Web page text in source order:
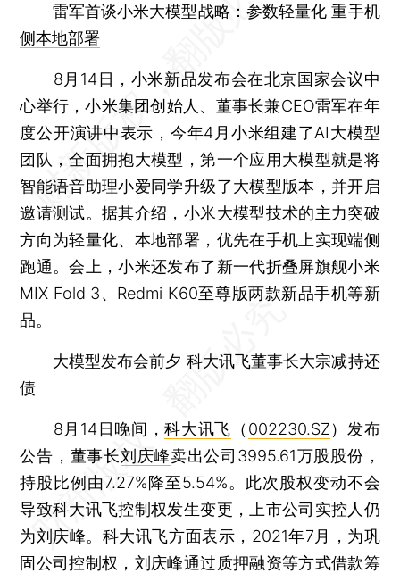
雷军首谈小米大模型战略：参数轻量化 重手机
侧本地部署
8月14日，小米新品发布会在北京国家会议中
心举行，小米集团创始人、董事长兼CEO雷军在年
度公开演讲中表示，今年4月小米组建了AI大模型
团队，全面拥抱大模型，第一个应用大模型就是将
智能语音助理小爱同学升级了大模型版本，并开启
邀请测试。据其介绍，小米大模型技术的主力突破
方向为轻量化、本地部署，优先在手机上实现端侧
跑通。会上，小米还发布了新一代折叠屏旗舰小米
MIX Fold 3、Redmi K60至尊版两款新品手机等新
品。
大模型发布会前夕 科大讯飞董事长大宗减持还
债
8月14日晚间，科大讯飞 （ 002230.SZ）发布
公告，董事长刘庆峰卖出公司3995.61万股股份，
持股比例由7.27%降至5.54%。此次股权变动不会
导致科大讯飞控制权发生变更，上市公司实控人仍
为刘庆峰。科大讯飞方面表示，2021年7月，为巩
固公司控制权，刘庆峰通过质押融资等方式借款筹